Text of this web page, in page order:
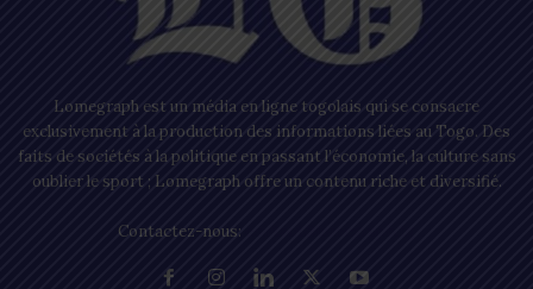
Lomegraph est un média en ligne togolais qui se consacre
exclusivement à la production des informations liées au Togo. Des
faits de sociétés à la politique en passant l’économie, la culture sans
oublier le sport ; Lomegraph offre un contenu riche et diversifié.
Contactez-nous: